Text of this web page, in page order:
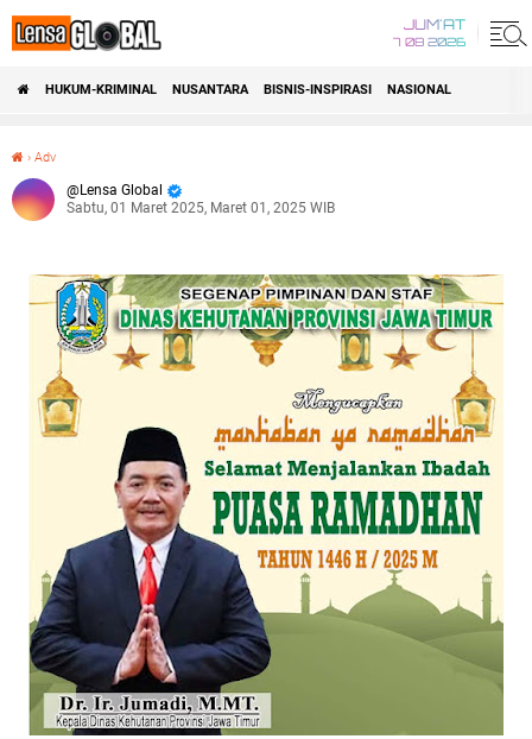
JUM'AT
7 08 2026
HUKUM-KRIMINAL NUSANTARA BISNIS-INSPIRASI NASIONAL
› Adv
Lensa Global
Sabtu, 01 Maret 2025, Maret 01, 2025 WIB